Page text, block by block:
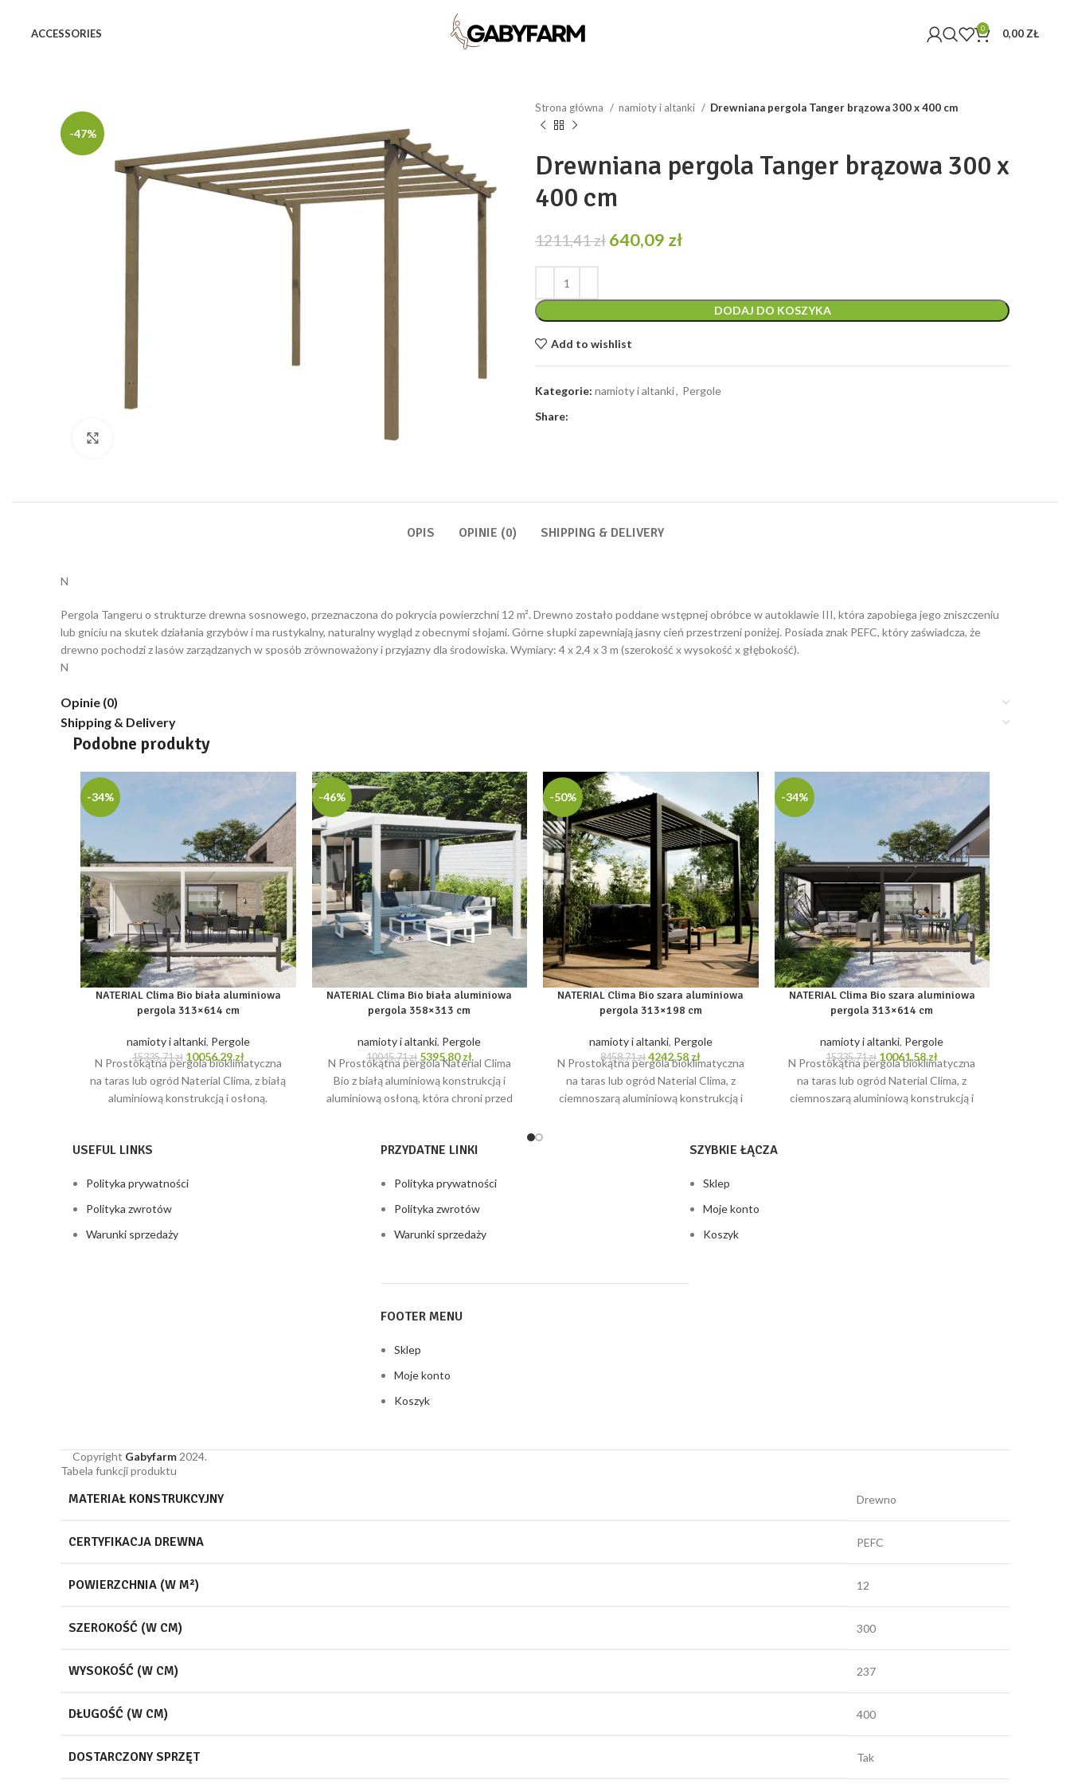
ACCESSORIES 0 0,00 ZŁ
-47%
Strona główna namioty i altanki Drewniana pergola Tanger brązowa 300 x 400 cm
Drewniana pergola Tanger brązowa 300 x
400 cm
1211,41zł Pierwotna
1211,41 zł.
640,09 złAktualna
640,09 zł.
DODAJ DO KOSZYKA
Add to wishlist
Kategorie: namioty i altanki, Pergole
Share:
OPIS OPINIE (0) SHIPPING & DELIVERY
N
Pergola Tangeru o strukturze drewna sosnowego, przeznaczona do pokrycia powierzchni 12 m². Drewno zostało poddane wstępnej obróbce w autoklawie III, która zapobiega jego zniszczeniu
lub gniciu na skutek działania grzybów i ma rustykalny, naturalny wygląd z obecnymi słojami. Górne słupki zapewniają jasny cień przestrzeni poniżej. Posiada znak PEFC, który zaświadcza, że ​​
drewno pochodzi z lasów zarządzanych w sposób zrównoważony i przyjazny dla środowiska. Wymiary: 4 x 2,4 x 3 m (szerokość x wysokość x głębokość).
N
Opinie (0)
Shipping & Delivery
Podobne produkty
-34%
NATERIAL Clima Bio biała aluminiowa
pergola 313×614 cm
namioty i altanki, Pergole
15335,71zł Pierwotna
cena
wynosiła:
15335,71 zł.
10056,29złAktualna
cena
wynosi:
10056,29 zł.
N Prostokątna pergola bioklimatyczna
na taras lub ogród Naterial Clima, z białą
aluminiową konstrukcją i osłoną.
-46%
NATERIAL Clima Bio biała aluminiowa
pergola 358×313 cm
namioty i altanki, Pergole
10045,71zł Pierwotna
cena
wynosiła:
10045,71 zł.
5395,80złAktualna
cena
wynosi:
5395,80 zł.
N Prostokątna pergola Naterial Clima
Bio z białą aluminiową konstrukcją i
aluminiową osłoną, która chroni przed
-50%
NATERIAL Clima Bio szara aluminiowa
pergola 313×198 cm
namioty i altanki, Pergole
8458,71zł Pierwotna
cena
wynosiła:
8458,71 zł.
4242,58 złAktualna
cena
wynosi:
4242,58 zł.
N Prostokątna pergola bioklimatyczna
na taras lub ogród Naterial Clima, z
ciemnoszarą aluminiową konstrukcją i
-34%
NATERIAL Clima Bio szara aluminiowa
pergola 313×614 cm
namioty i altanki, Pergole
15335,71zł Pierwotna
cena
wynosiła:
15335,71 zł.
10061,58złAktualna
cena
wynosi:
10061,58 zł.
N Prostokątna pergola bioklimatyczna
na taras lub ogród Naterial Clima, z
ciemnoszarą aluminiową konstrukcją i
USEFUL LINKS
Polityka prywatności
Polityka zwrotów
Warunki sprzedaży
PRZYDATNE LINKI
Polityka prywatności
Polityka zwrotów
Warunki sprzedaży
FOOTER MENU
Sklep
Moje konto
Koszyk
SZYBKIE ŁĄCZA
Sklep
Moje konto
Koszyk
Copyright Gabyfarm 2024.
Tabela funkcji produktu
MATERIAŁ KONSTRUKCYJNY Drewno
CERTYFIKACJA DREWNA PEFC
POWIERZCHNIA (W M²) 12
SZEROKOŚĆ (W CM) 300
WYSOKOŚĆ (W CM) 237
DŁUGOŚĆ (W CM) 400
DOSTARCZONY SPRZĘT Tak